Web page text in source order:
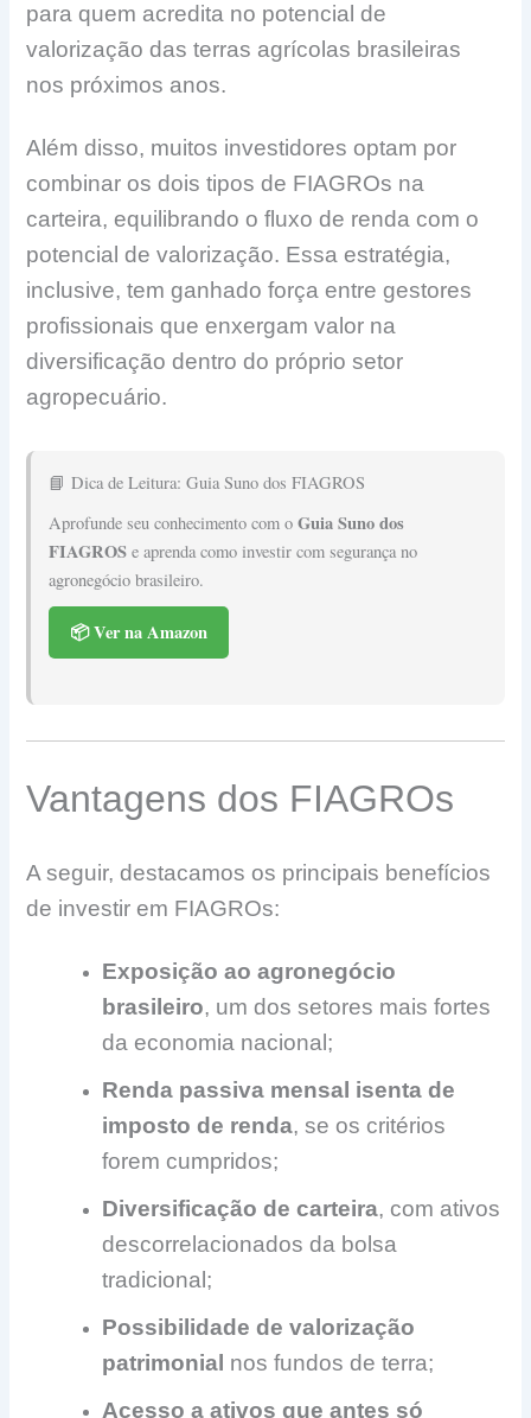
para quem acredita no potencial de
valorização das terras agrícolas brasileiras
nos próximos anos.
Além disso, muitos investidores optam por
combinar os dois tipos de FIAGROs na
carteira, equilibrando o fluxo de renda com o
potencial de valorização. Essa estratégia,
inclusive, tem ganhado força entre gestores
profissionais que enxergam valor na
diversificação dentro do próprio setor
agropecuário.
📘 Dica de Leitura: Guia Suno dos FIAGROS
Aprofunde seu conhecimento com oGuia Suno dos
FIAGROS e aprenda como investir com segurança no
agronegócio brasileiro.
📦 Ver na Amazon
Vantagens dos FIAGROs
A seguir, destacamos os principais benefícios
de investir em FIAGROs:
Exposição ao agronegócio
brasileiro, um dos setores mais fortes
da economia nacional;
Renda passiva mensal isenta de
imposto de renda, se os critérios
forem cumpridos;
Diversificação de carteira, com ativos
descorrelacionados da bolsa
tradicional;
Possibilidade de valorização
patrimonial nos fundos de terra;
Acesso a ativos que antes só